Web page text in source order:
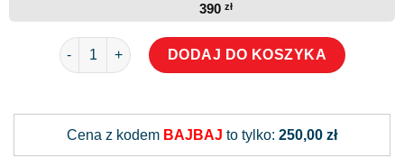
390 zł
ilość Obraz do sypialni
DODAJ DO KOSZYKA
Cena z kodem BAJBAJ to tylko: 250,00 zł